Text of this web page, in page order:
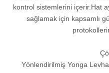
kontrol sistemlerini içerir.Hat
sağlamak için kapsamlı
Yönlendirilmiş Yonga